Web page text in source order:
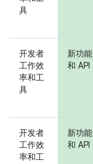
具
开发者
工作效
率和工
具
新功能
和 API
开发者
工作效
率和工
新功能
和 API